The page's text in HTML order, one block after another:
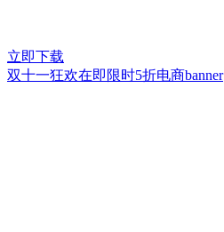
立即下载
双十一狂欢在即限时5折电商banner